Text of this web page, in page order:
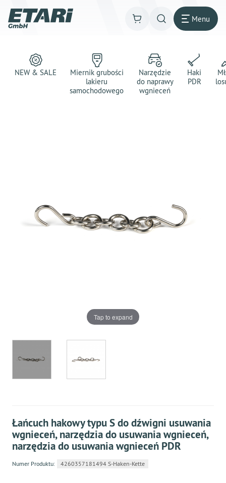
Menu
NEW & SALE
Miernik grubości
lakieru
samochodowego
Narzędzie
do naprawy
wgnieceń
Haki
PDR
Tap to expand
Łańcuch hakowy typu S do dźwigni usuwania
wgnieceń, narzędzia do usuwania wgnieceń,
narzędzia do usuwania wgnieceń PDR
Numer Produktu: 4260357181494 S-Haken-Kette